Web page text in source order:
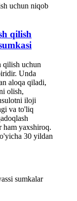
qilish
qilish uchun
Unda
aloqa qiladi,
olish,
iloji
va to'liq
ham yaxshiroq.
30 yildan